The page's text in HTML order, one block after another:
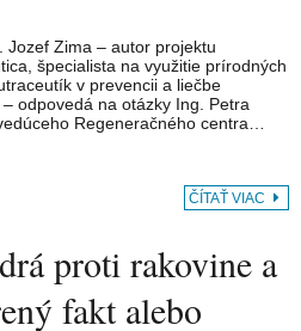
Jozef Zima – autor projektu
špecialista na využitie prírodných
v prevencii a liečbe
odpovedá na otázky Ing. Petra
Regeneračného centra…
ČÍTAŤ VIAC
proti rakovine a
fakt alebo